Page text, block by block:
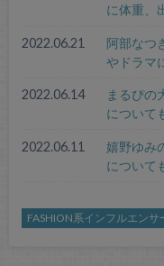
に体重、
2022.06.21
阿部なつ
やドラマ
2022.06.14
まるぴの
について
2022.06.11
嬉野ゆみ
について
FASHION系インフルエンサ